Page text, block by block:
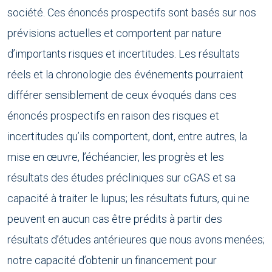
société. Ces énoncés prospectifs sont basés sur nos
prévisions actuelles et comportent par nature
d’importants risques et incertitudes. Les résultats
réels et la chronologie des événements pourraient
différer sensiblement de ceux évoqués dans ces
énoncés prospectifs en raison des risques et
incertitudes qu’ils comportent, dont, entre autres, la
mise en œuvre, l’échéancier, les progrès et les
résultats des études précliniques sur cGAS et sa
capacité à traiter le lupus; les résultats futurs, qui ne
peuvent en aucun cas être prédits à partir des
résultats d’études antérieures que nous avons menées;
notre capacité d’obtenir un financement pour